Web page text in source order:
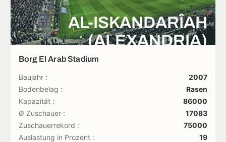
AL-ISKANDARÎAH
(ALEXANDRIA)
Borg El Arab Stadium
Baujahr :
2007
Bodenbelag :
Rasen
Kapazität :
86000
Ø Zuschauer :
17083
Zuschauerrekord :
75000
Auslastung in Prozent :
19